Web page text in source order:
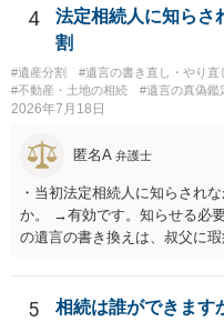
揃える必要があります。その
4
法定相続人に知らさ
割
#遺産分割 #遺言の書き直し・やり直
#不動産・土地の相続
#遺言の真偽鑑
2026年7月18日
匿名A 弁護士
・当初法定相続人に知らされ
か。 →有効です。知らせる必
の遺言の書き換えは、叔父に
ますか。 →本人が自由に決め
です。客観的な基準もありま
5 相続は誰ができます